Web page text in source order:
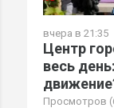
вчера в 21:35
Центр
весь
Просмотров